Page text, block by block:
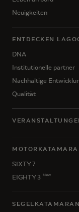
Neuigkeiten
ENTDECKEN
DNA
Institutionelle partner
Nachhaltige
Qualität
SIXTY 7
EIGHTY 3 New